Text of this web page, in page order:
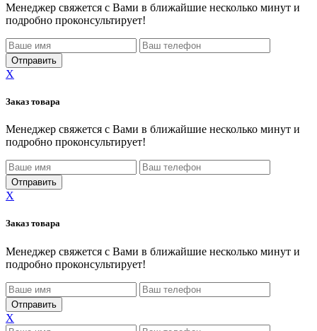
Менеджер свяжется с Вами в ближайшие несколько минут и
подробно проконсультирует!
X
Заказ товара
Менеджер свяжется с Вами в ближайшие несколько минут и
подробно проконсультирует!
X
Заказ товара
Менеджер свяжется с Вами в ближайшие несколько минут и
подробно проконсультирует!
X